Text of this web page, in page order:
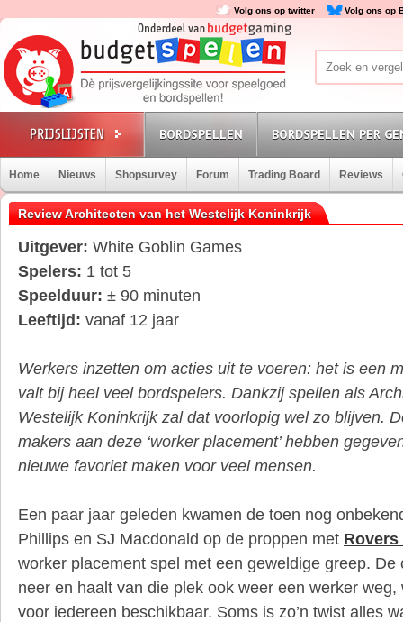
Volg ons op twitter Volg ons op
BORDSPELLEN BORDSPELLEN PER
Home Nieuws Shopsurvey Forum Trading Board Reviews
Review Architecten van het Westelijk Koninkrijk
Uitgever: White Goblin Games
Spelers: 1 tot 5
Speelduur: ± 90 minuten
Leeftijd: vanaf 12 jaar
Werkers inzetten om acties uit te voeren: het is een
valt bij heel veel bordspelers. Dankzij spellen als
Westelijk Koninkrijk zal dat voorlopig wel zo blijven.
makers aan deze ‘worker placement’ hebben
nieuwe favoriet maken voor veel mensen.
Een paar jaar geleden kwamen de toen nog
Phillips en SJ Macdonald op de proppen met Rovers
worker placement spel met een geweldige greep. De
neer en haalt van die plek ook weer een werker
voor iedereen beschikbaar. Soms is zo’n twist alles